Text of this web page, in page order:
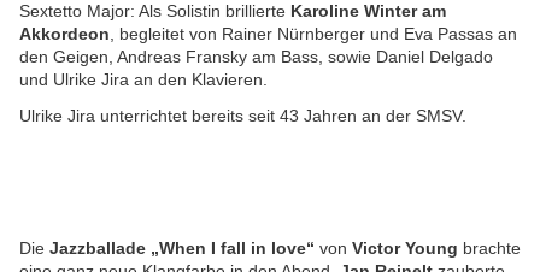
Sextetto Major: Als Solistin brillierte Karoline Winter am
Akkordeon , begleitet von Rainer Nürnberger und Eva Passas an
den Geigen, Andreas Fransky am Bass, sowie Daniel Delgado
und Ulrike Jira an den Klavieren.
Ulrike Jira unterrichtet bereits seit 43 Jahren an der SMSV.
Die Jazzballade „When I fall in love“ von Victor Young brachte